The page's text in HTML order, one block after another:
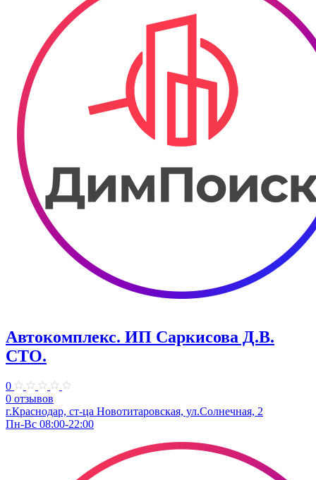
Автокомплекс. ИП Саркисова Д.В.
СТО.
0
0 отзывов
г.Краснодар, ст-ца Новотитаровская, ул.Солнечная, 2
Пн-Вс 08:00-22:00